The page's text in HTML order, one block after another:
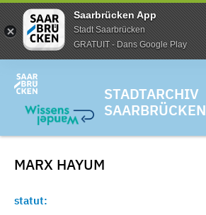
Saarbrücken App
Stadt Saarbrücken
GRATUIT - Dans Google Play
STADTARCHIV
SAARBRÜCKEN
MARX HAYUM
statut: